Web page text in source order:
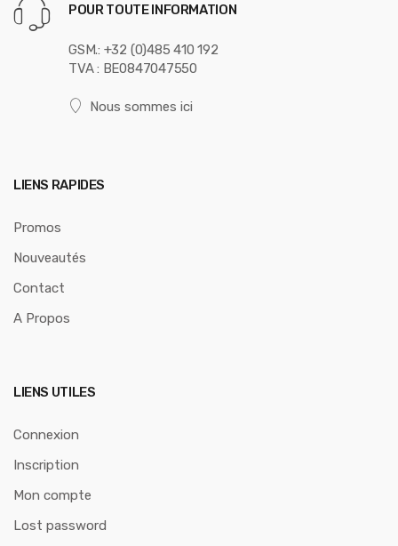
POUR TOUTE INFORMATION
GSM.: +32 (0)485 410 192
TVA : BE0847047550
Nous sommes ici
LIENS RAPIDES
Promos
Nouveautés
Contact
A Propos
LIENS UTILES
Connexion
Inscription
Mon compte
Lost password